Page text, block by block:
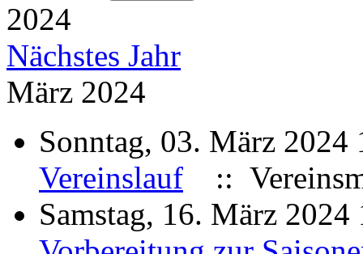
2024
Nächstes Jahr
März 2024
Sonntag, 03. März 2024
Vereinslauf
::
Samstag, 16. März 2024